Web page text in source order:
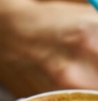
達成できない
退
副業
対策
人生変
集
モチベ